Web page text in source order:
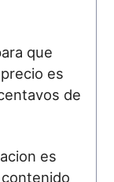
que
es
de
es